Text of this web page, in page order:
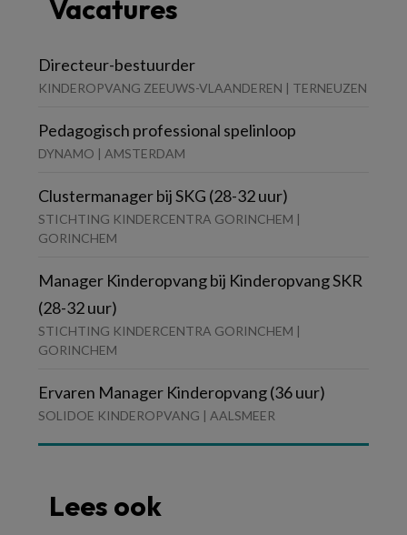
Vacatures
Directeur-bestuurder
KINDEROPVANG ZEEUWS-VLAANDEREN | TERNEUZEN
Pedagogisch professional spelinloop
DYNAMO | AMSTERDAM
Clustermanager bij SKG (28-32 uur)
STICHTING KINDERCENTRA GORINCHEM |
GORINCHEM
Manager Kinderopvang bij Kinderopvang SKR
(28-32 uur)
STICHTING KINDERCENTRA GORINCHEM |
GORINCHEM
Ervaren Manager Kinderopvang (36 uur)
SOLIDOE KINDEROPVANG | AALSMEER
Lees ook